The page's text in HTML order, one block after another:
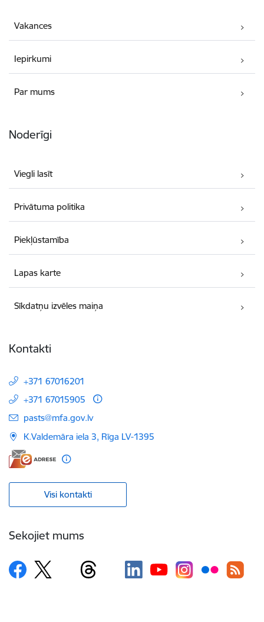
Vakances
Iepirkumi
Par mums
Noderīgi
Viegli lasīt
Privātuma politika
Piekļūstamība
Lapas karte
Sīkdatņu izvēles maiņa
Kontakti
+371 67016201
+371 67015905
E-pasts:
pasts@mfa.gov.lv
K.Valdemāra iela 3, Rīga LV-1395
Visi kontakti
Sekojiet mums